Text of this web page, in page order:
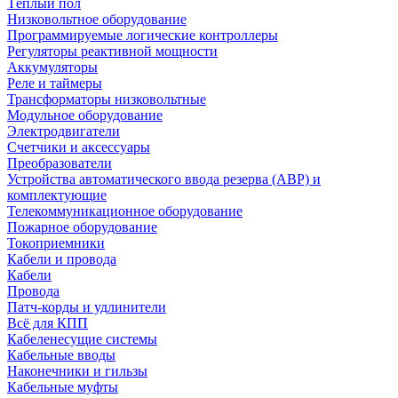
Тёплый пол
Низковольтное оборудование
Программируемые логические контроллеры
Регуляторы реактивной мощности
Аккумуляторы
Реле и таймеры
Трансформаторы низковольтные
Модульное оборудование
Электродвигатели
Счетчики и аксессуары
Преобразователи
Устройства автоматического ввода резерва (АВР) и
комплектующие
Телекоммуникационное оборудование
Пожарное оборудование
Токоприемники
Кабели и провода
Кабели
Провода
Патч-корды и удлинители
Всё для КПП
Кабеленесущие системы
Кабельные вводы
Наконечники и гильзы
Кабельные муфты